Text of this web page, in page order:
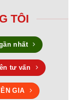
TÔI
nhất
tư vấn
GIA